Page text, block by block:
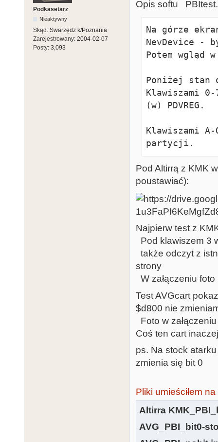
;select CAS
oXA15 =
Cpu4extRam &
Cpu4extRam
        # iA14 & iPB3 & !rf20 & !iPB5 & iSWITCH_ON &
Antic4extRam
        # iA15
;if
oXA15.oe =
;select CAS
!oXA14 =
Cpu4extRam &
        # !iA15 & !iPB2 & rf20  & !iPB4 & iSWITCH_ON
&
Cpu4extRam
        # !iA15 & !iPB2 & !rf20 & !iPB5 & iSWITCH_ON
&
Antic4extRam
        # !iA14
;if
oXA14.oe =
&
       # iA14 & !iA15 &  rf20 & !iPB4 & iSWITCH_ON &
Podkasetarz
Nieaktywny
Skąd: Swarzędz k/Poznania
Zarejestrowany: 2004-02-07
Posty: 3,093
Opis softu
Na górze
NevDevice -
Potem wgląd
Poniżej stan
Klawiszami
(w) PDVREG.
Klawiszami
partycji.
Pod Altirrą z KMK
poustawiać):
Najpierw test z
Pod klawiszem 3
także odczyt z
strony
W załączeniu
Test AVGcart
$d800 nie
Foto w załączeniu
Coś ten cart
ps. Na stock
zmienia się bit 0
Pliki umieściłem
Altirra
AVG_PBI_bit0-